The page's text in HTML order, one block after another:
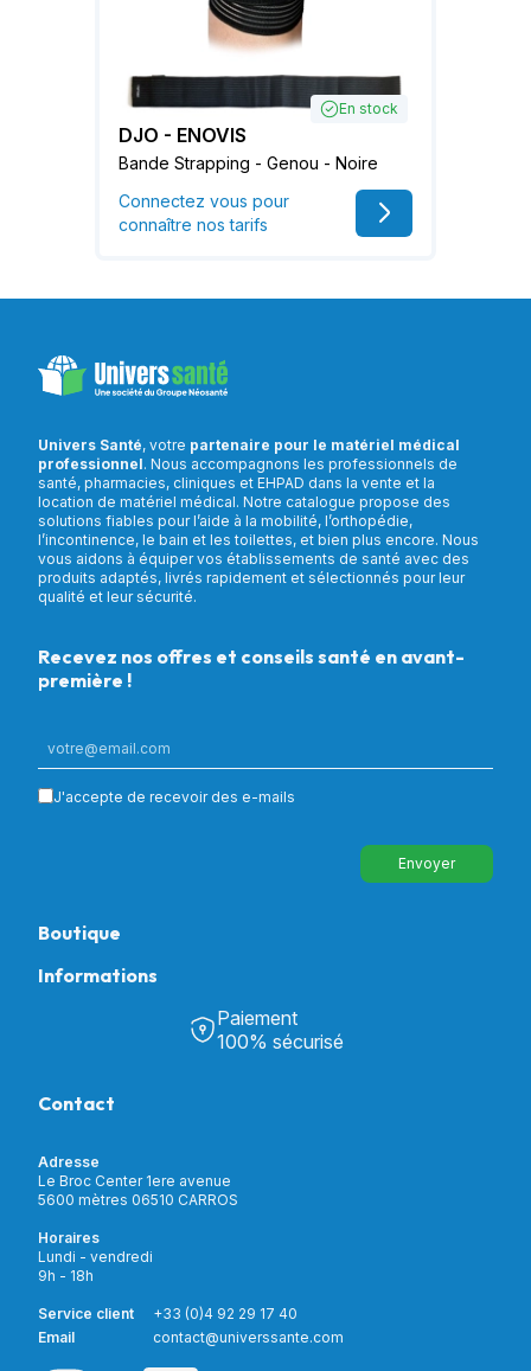
En stock
DJO - ENOVIS
Bande Strapping - Genou - Noire
Connectez vous pour
connaître nos tarifs
Univers Santé, votre partenaire pour le matériel médical
professionnel. Nous accompagnons les professionnels de
santé, pharmacies, cliniques et EHPAD dans la vente et la
location de matériel médical. Notre catalogue propose des
solutions fiables pour l’aide à la mobilité, l’orthopédie,
l’incontinence, le bain et les toilettes, et bien plus encore. Nous
vous aidons à équiper vos établissements de santé avec des
produits adaptés, livrés rapidement et sélectionnés pour leur
qualité et leur sécurité.
Recevez nos offres et conseils santé en avant-
première !
J'accepte de recevoir des e-mails
Envoyer
Boutique
Puériculture
Incontinence
Soins & Diagnostic
Aide à la mobilité
Matériel de location
Nouveautés
Promotions
Prix barrés
Informations
Découvrir Univers Santé
Notre catalogue
Mon compte
Livraison et paiement
Paiement
100% sécurisé
Contact
Adresse
Le Broc Center 1ere avenue
5600 mètres 06510 CARROS
Horaires
Lundi - vendredi
9h - 18h
Service client
+33 (0)4 92 29 17 40
Email
contact@universsante.com